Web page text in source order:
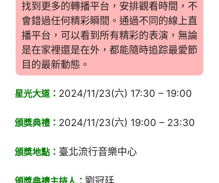
找到更多的轉播平台，安排觀看時間，不
會錯過任何精彩瞬間。通過不同的線上直
播平台，可以看到所有精彩的表演，無論
是在家裡還是在外，都能隨時追踪最愛節
目的最新動態。
星光大道： 2024/11/23(六) 17:30 – 19:00
頒獎典禮： 2024/11/23(六) 19:00 – 23:30
頒獎地點： 臺北流行音樂中心